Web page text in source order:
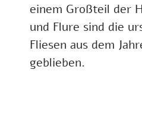
einem Großteil der
und Flure sind die
Fliesen aus dem
geblieben.